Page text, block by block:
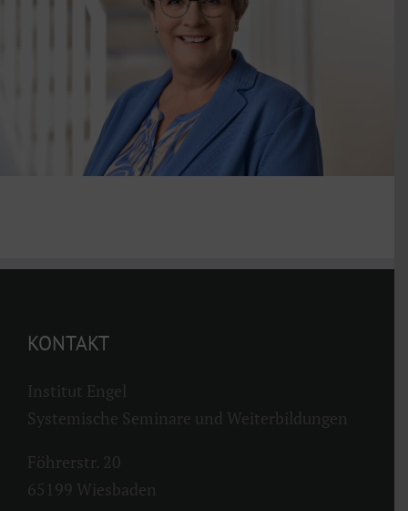
KONTAKT
Institut Engel
Systemische Seminare und Weiterbildungen
Föhrerstr. 20
65199 Wiesbaden